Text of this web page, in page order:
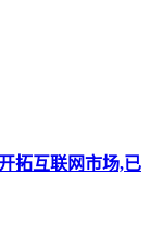
拓互联网市场,已